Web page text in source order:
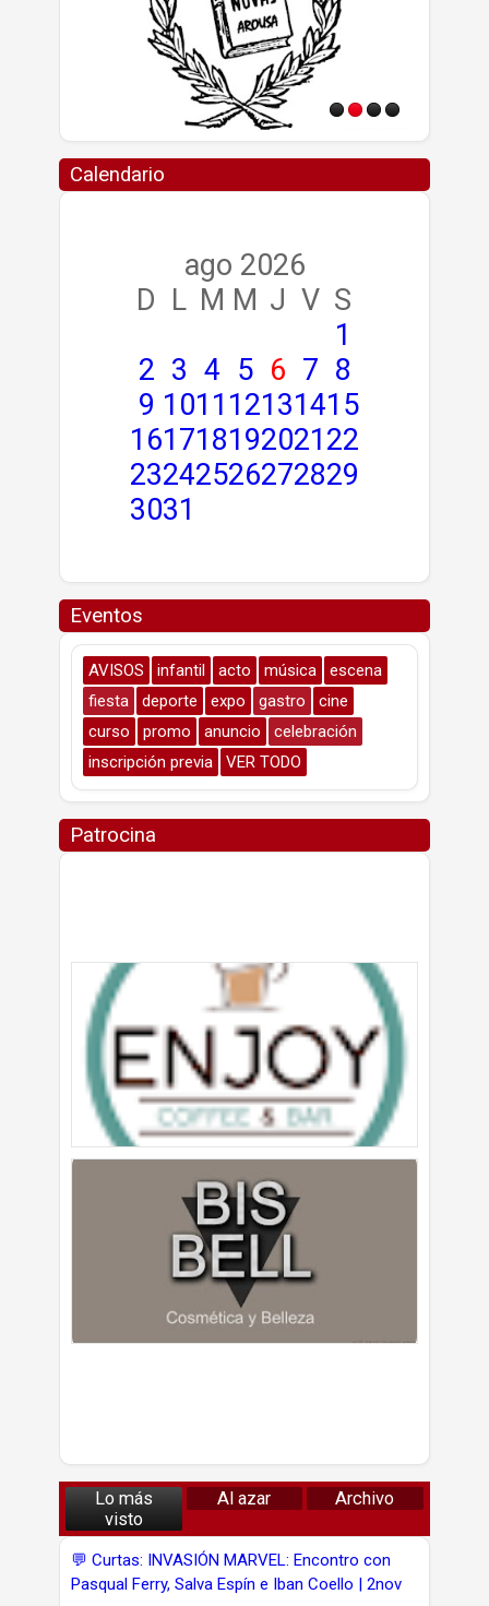
Calendario
ago 2026
D L M M J V S
1
2 3 4 5 6 7 8
9 1011 12131415
16171819202122
23242526272829
3031
Eventos
AVISOS infantil acto música
escena
fiesta
deporte expo gastro
cine
curso
promo anuncio
celebración
inscripción previa
VER TODO
Patrocina
Lo más
visto
Al azar Archivo
💬 Curtas: INVASIÓN MARVEL: Encontro con
Pasqual Ferry, Salva Espín e Iban Coello | 2nov